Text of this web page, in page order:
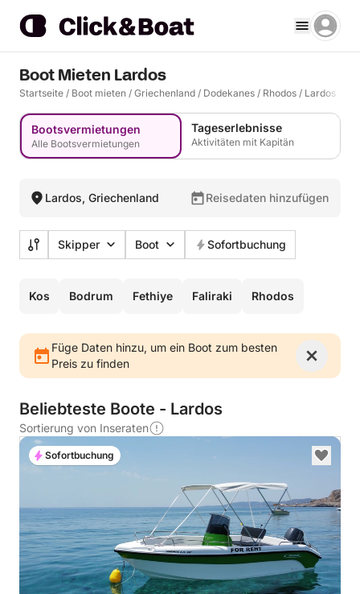
Boot Mieten Lardos
Startseite / Boot mieten / Griechenland / Dodekanes / Rhodos / Lardos
Bootsvermietungen
Alle Bootsvermietungen
Tageserlebnisse
Aktivitäten mit Kapitän
Lardos, Griechenland Reisedaten hinzufügen
Skipper Boot Sofortbuchung
Kos Bodrum Fethiye Faliraki Rhodos
Füge Daten hinzu, um ein Boot zum besten
Preis zu finden
Beliebteste Boote - Lardos
Sortierung von Inseraten
Sofortbuchung